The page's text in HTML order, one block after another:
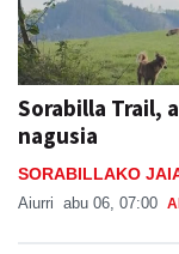
Sorabilla Trail,
nagusia
SORABILLAKO
Aiurri abu 06, 07:00